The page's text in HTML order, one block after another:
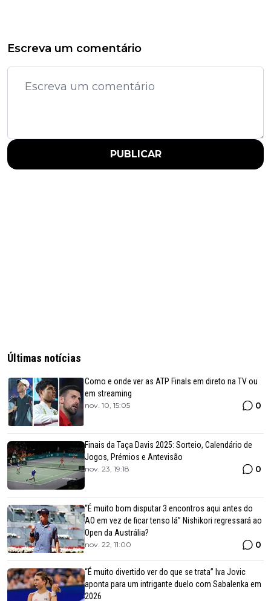
Escreva um comentário
PUBLICAR
Últimas notícias
Como e onde ver as ATP Finals em direto na TV ou
em streaming
nov. 10, 15:05 0
Finais da Taça Davis 2025: Sorteio, Calendário de
Jogos, Prémios e Antevisão
nov. 23, 19:18 0
“É muito bom disputar 3 encontros aqui antes do
AO em vez de ficar tenso lá” Nishikori regressará ao
Open da Austrália?
nov. 22, 11:00 0
“É muito divertido ver do que se trata” Iva Jovic
aponta para um intrigante duelo com Sabalenka em
2026